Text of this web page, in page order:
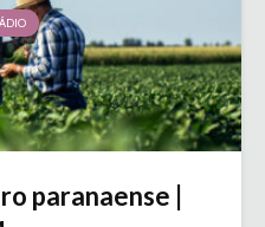
paranaense |